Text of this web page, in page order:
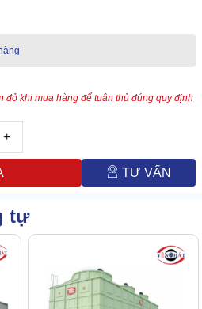
đỏ khi mua hàng để tuân thủ đúng quy định
+
TƯ VẤN
tự